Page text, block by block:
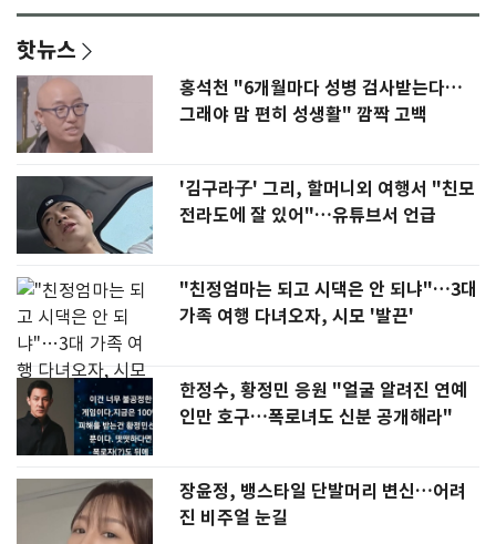
핫뉴스
홍석천 "6개월마다 성병 검사받는다…
그래야 맘 편히 성생활" 깜짝 고백
'김구라子' 그리, 할머니외 여행서 "친모
전라도에 잘 있어"…유튜브서 언급
"친정엄마는 되고 시댁은 안 되냐"…3대
가족 여행 다녀오자, 시모 '발끈'
한정수, 황정민 응원 "얼굴 알려진 연예
인만 호구…폭로녀도 신분 공개해라"
장윤정, 뱅스타일 단발머리 변신…어려
진 비주얼 눈길